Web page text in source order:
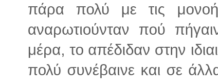
πάρα πολύ με τις
αναρωτιούνταν πού
μέρα, το απέδιδαν στην
πολύ συνέβαινε και σε